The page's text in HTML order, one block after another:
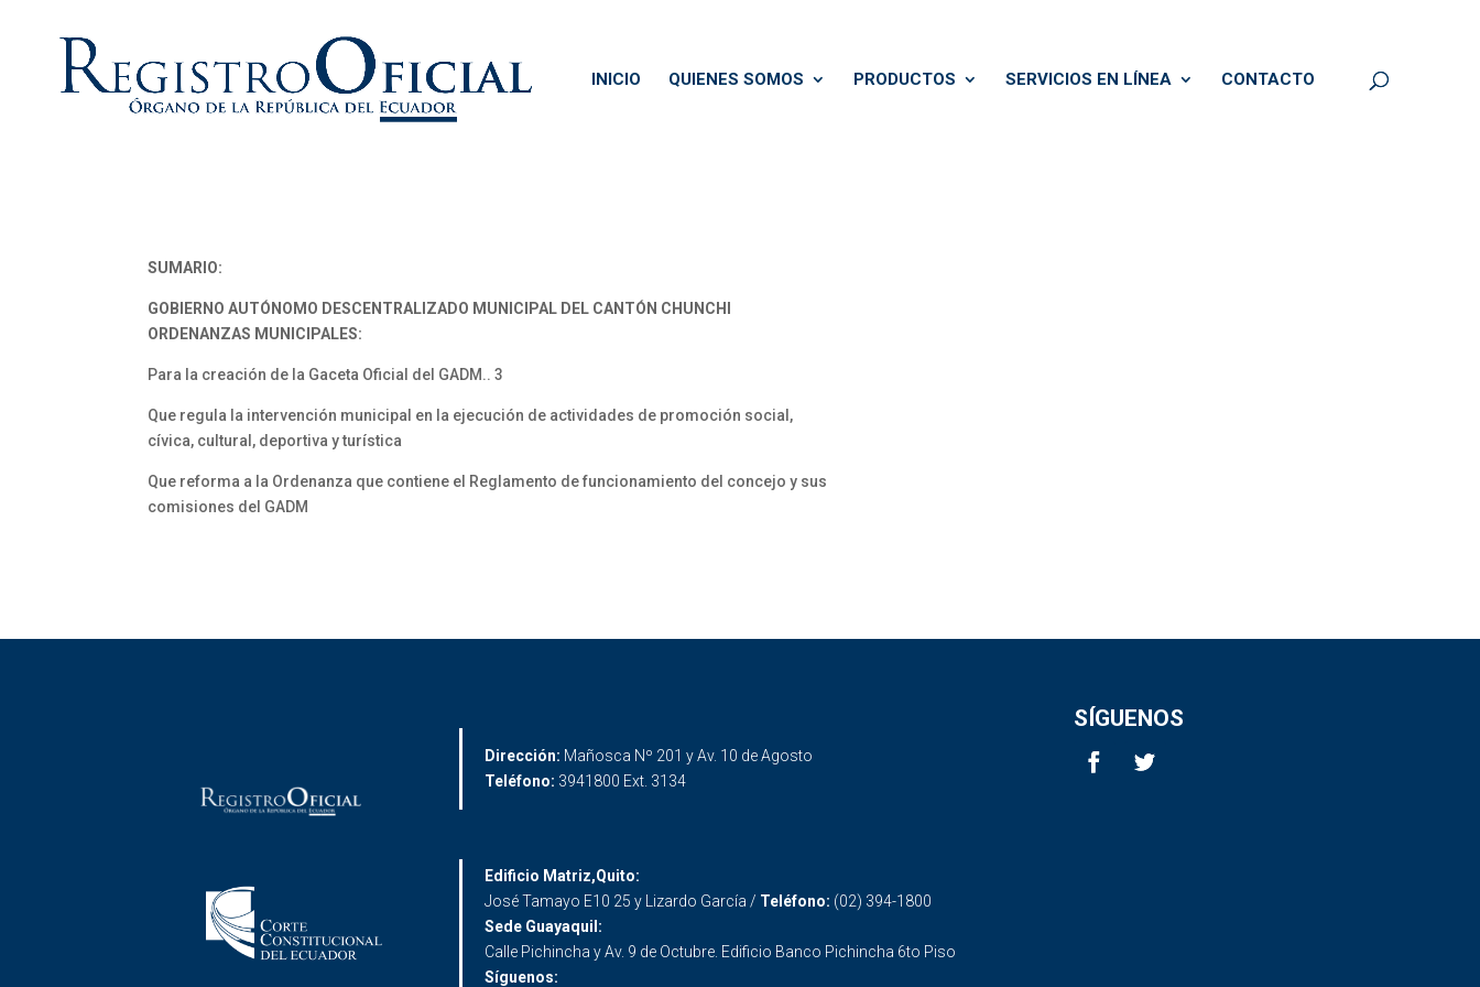
INICIO QUIENES SOMOS PRODUCTOS SERVICIOS EN LÍNEA CONTACTO
SUMARIO:
GOBIERNO AUTÓNOMO DESCENTRALIZADO MUNICIPAL DEL CANTÓN CHUNCHI
ORDENANZAS MUNICIPALES:
Para la creación de la Gaceta Oficial del GADM.. 3
Que regula la intervención municipal en la ejecución de actividades de promoción social,
cívica, cultural, deportiva y turística
Que reforma a la Ordenanza que contiene el Reglamento de funcionamiento del concejo y sus
comisiones del GADM
Dirección: Mañosca Nº 201 y Av. 10 de Agosto
Teléfono: 3941800 Ext. 3134
SÍGUENOS
Edificio Matriz,Quito:
José Tamayo E10 25 y Lizardo García / Teléfono: (02) 394-1800
Sede Guayaquil:
Calle Pichincha y Av. 9 de Octubre. Edificio Banco Pichincha 6to Piso
Síguenos: